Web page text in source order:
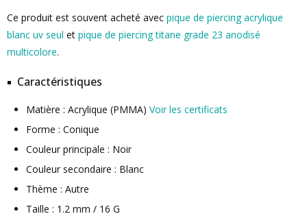
Ce produit est souvent acheté avec pique de piercing acrylique
blanc uv seul et pique de piercing titane grade 23 anodisé
multicolore.
Caractéristiques
Matière : Acrylique (PMMA) Voir les certificats
Forme : Conique
Couleur principale : Noir
Couleur secondaire : Blanc
Thème : Autre
Taille : 1.2 mm / 16 G